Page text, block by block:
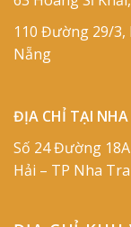
110 Đường 29/3,
Nẵng
ĐỊA CHỈ TẠI NHA
Số 24 Đường
Hải – TP Nha